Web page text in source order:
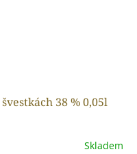
38 % 0,05l
Skladem